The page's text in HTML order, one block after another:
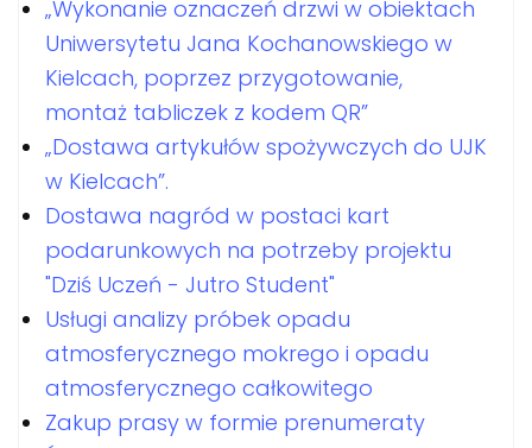
„Wykonanie oznaczeń drzwi w obiektach
Uniwersytetu Jana Kochanowskiego w
Kielcach, poprzez przygotowanie,
montaż tabliczek z kodem QR”
„Dostawa artykułów spożywczych do UJK
w Kielcach”.
Dostawa nagród w postaci kart
podarunkowych na potrzeby projektu
"Dziś Uczeń - Jutro Student"
Usługi analizy próbek opadu
atmosferycznego mokrego i opadu
atmosferycznego całkowitego
Zakup prasy w formie prenumeraty